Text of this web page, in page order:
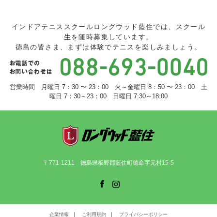
インドアテニススクールロングウッド藍住では、スクール
生を随時募集しています。
徳島の皆さま、まずは体験でテニスを楽しみましょう。
営業時間 月曜日 7：30 〜 23：00 火～金曜日 8：50 〜 23：00 土
曜日 7：30～23：00 日曜日 7:30～18:00
〒771-1211 徳島県板野郡藍住町徳命字元村15-5
企業情報 ご利用規約 プライバシーポリシー